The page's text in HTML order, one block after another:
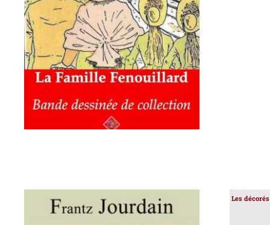
AJOUTER AU PANIER / DÉTAILS
Les